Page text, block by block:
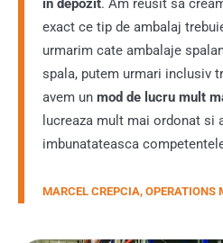
in depozit. Am reusit sa
exact ce tip de ambalaj
urmarim cate ambalaje
spala, putem urmari inclusiv
avem un mod de lucru mult
lucreaza mult mai ordonat si
imbunatateasca
MARCEL CREPCIA, OPERATIONS